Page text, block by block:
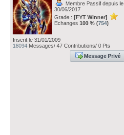
Membre Passif depuis le
30/06/2017
Grade : [FYT Winner]
Echanges 100 % (754)
Inscrit le 31/01/2009
18094 Messages/ 47 Contributions/ 0 Pts
Message Privé